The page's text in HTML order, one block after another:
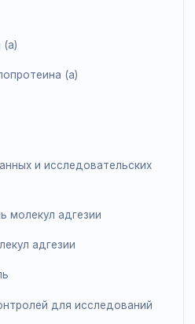
для диагностики болезни
HBeAg
ВИЧ-1 P24Ag
для серологических
для серологических
ToRCH
ToRCH IgG
липидам